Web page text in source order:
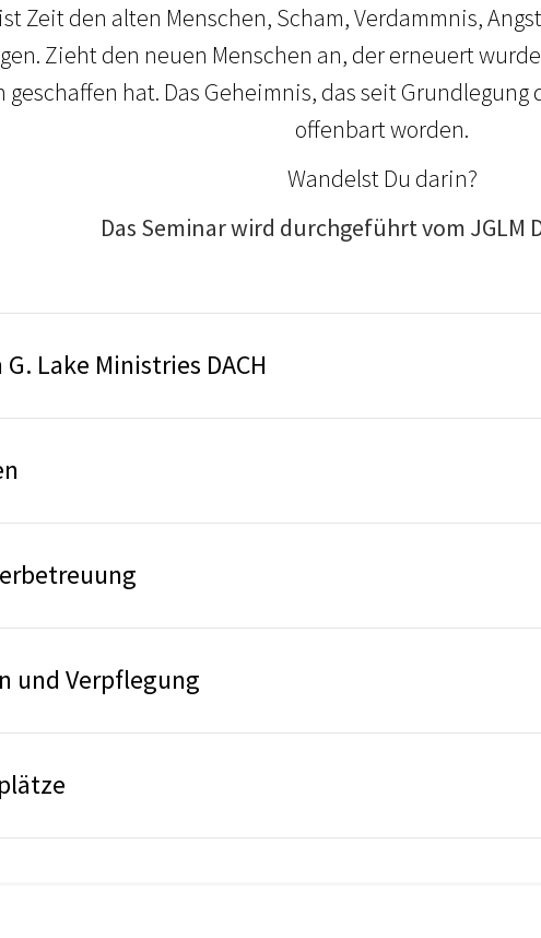
Zeit den alten Menschen, Scham, Verdammnis,
Zieht den neuen Menschen an, der erneuert
geschaffen hat. Das Geheimnis, das seit Grundlegung
offenbart worden.
Wandelst Du darin?
Das Seminar wird durchgeführt vom JGLM
Lake Ministries DACH
und Verpflegung